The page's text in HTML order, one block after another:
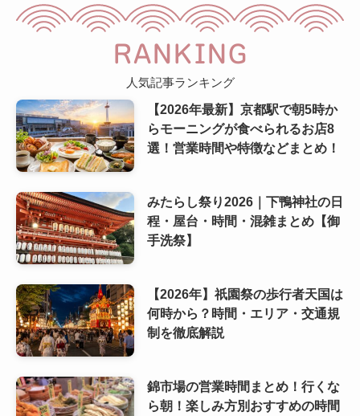
RANKING
人気記事ランキング
【2026年最新】京都駅で朝5時か
らモーニングが食べられるお店8
選！営業時間や特徴などまとめ！
みたらし祭り2026｜下鴨神社の日
程・屋台・時間・混雑まとめ【御
手洗祭】
【2026年】祇園祭の歩行者天国は
何時から？時間・エリア・交通規
制を徹底解説
錦市場の営業時間まとめ！行くな
ら朝！楽しみ方別おすすめの時間